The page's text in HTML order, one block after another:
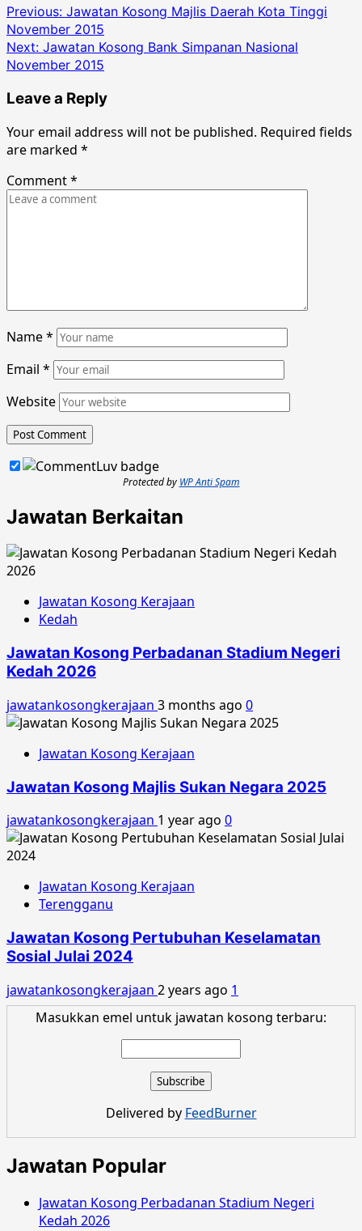
Post
navigation
Previous: Jawatan Kosong Majlis Daerah Kota Tinggi
November 2015
Next: Jawatan Kosong Bank Simpanan Nasional
November 2015
Leave a Reply
Your email address will not be published. Required fields
are marked *
Comment*
Name*
Email *
Website
Protected by WP Anti Spam
Jawatan Berkaitan
Jawatan Kosong Kerajaan
Kedah
Jawatan Kosong Perbadanan Stadium Negeri
Kedah 2026
jawatankosongkerajaan 3 months ago 0
Jawatan Kosong Kerajaan
Jawatan Kosong Majlis Sukan Negara 2025
jawatankosongkerajaan 1 year ago 0
Jawatan Kosong Kerajaan
Terengganu
Jawatan Kosong Pertubuhan Keselamatan
Sosial Julai 2024
jawatankosongkerajaan 2 years ago 1
Masukkan emel untuk jawatan kosong terbaru:
Delivered by FeedBurner
Jawatan Popular
Jawatan Kosong Perbadanan Stadium Negeri
Kedah 2026